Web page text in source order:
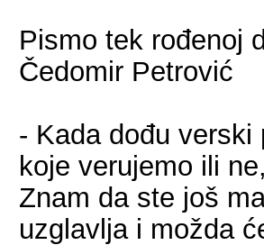
Pismo tek rođenoj
Čedomir Petrović
- Kada dođu
koje verujemo ili
Znam da ste još
uzglavlja i možda